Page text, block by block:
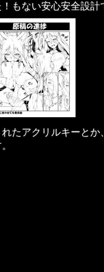
もない安心安全設計
たアクリルキーと